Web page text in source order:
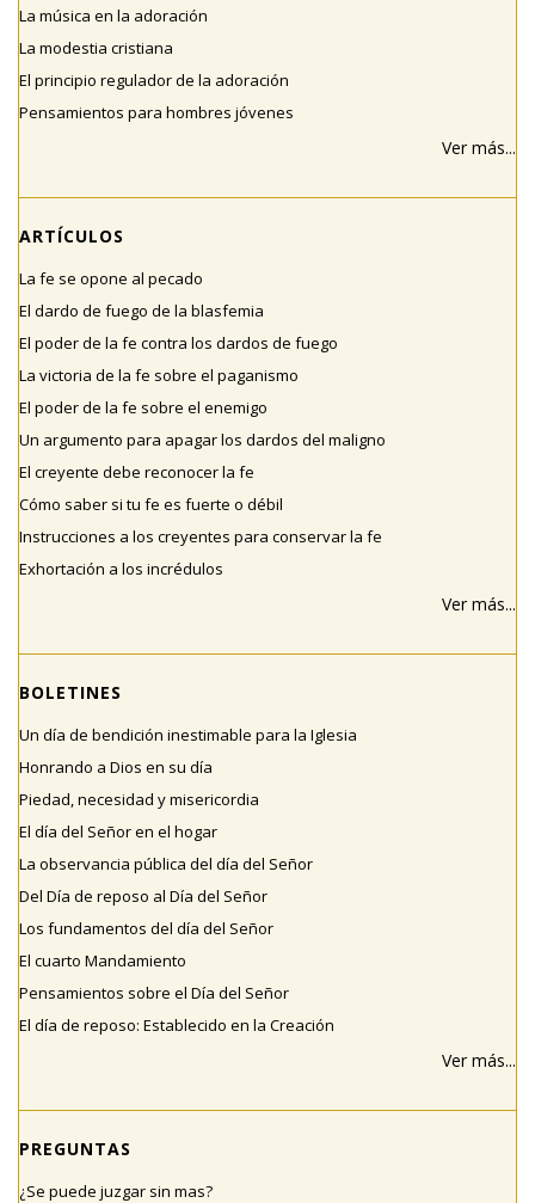
La música en la adoración
La modestia cristiana
El principio regulador de la adoración
Pensamientos para hombres jóvenes
Ver más...
ARTÍCULOS
La fe se opone al pecado
El dardo de fuego de la blasfemia
El poder de la fe contra los dardos de fuego
La victoria de la fe sobre el paganismo
El poder de la fe sobre el enemigo
Un argumento para apagar los dardos del maligno
El creyente debe reconocer la fe
Cómo saber si tu fe es fuerte o débil
Instrucciones a los creyentes para conservar la fe
Exhortación a los incrédulos
Ver más...
BOLETINES
Un día de bendición inestimable para la Iglesia
Honrando a Dios en su día
Piedad, necesidad y misericordia
El día del Señor en el hogar
La observancia pública del día del Señor
Del Día de reposo al Día del Señor
Los fundamentos del día del Señor
El cuarto Mandamiento
Pensamientos sobre el Día del Señor
El día de reposo: Establecido en la Creación
Ver más...
PREGUNTAS
¿Se puede juzgar sin mas?